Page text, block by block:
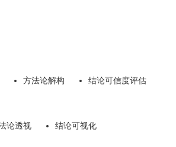
方法论解构 结论可信度评估
论透视 结论可视化